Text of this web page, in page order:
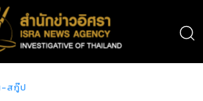
-สกู๊ป